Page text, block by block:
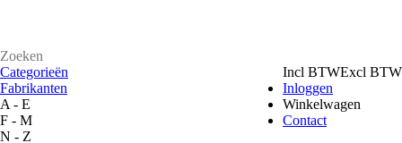
Incl BTWExcl BTW
Inloggen
Winkelwagen
Contact
Categorieën
Fabrikanten
A - E
F - M
N - Z